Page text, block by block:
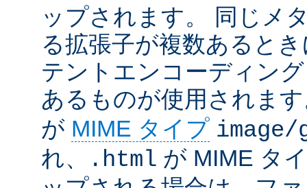
ップされます。 同じメ
る拡張子が複数あると
テントエンコーディン
あるものが使用されま
が MIME タイプ
れ、
.html が MIME タ